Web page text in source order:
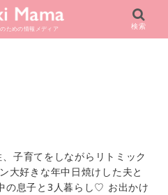
ための情報メディア 検索
子育てをしながらリトミック
大好きな年中日焼けした夫と
の息子と3人暮らし♡ お出かけ